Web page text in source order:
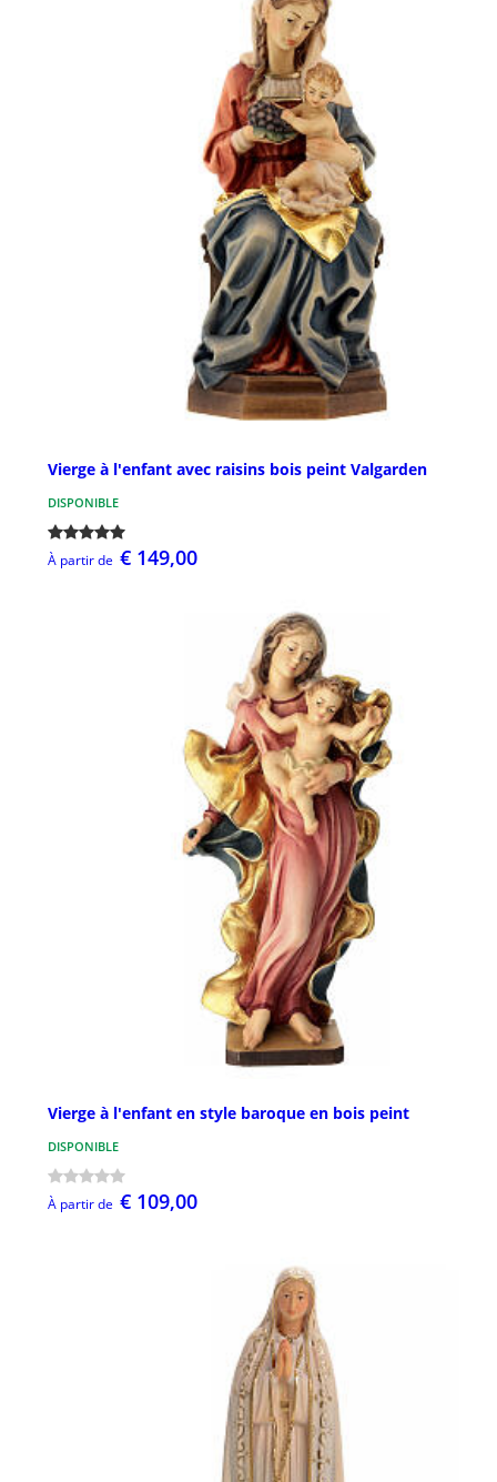
Vierge à l'enfant avec raisins bois peint Valgarden
DISPONIBLE
À partir de € 149,00
Vierge à l'enfant en style baroque en bois peint
DISPONIBLE
À partir de € 109,00